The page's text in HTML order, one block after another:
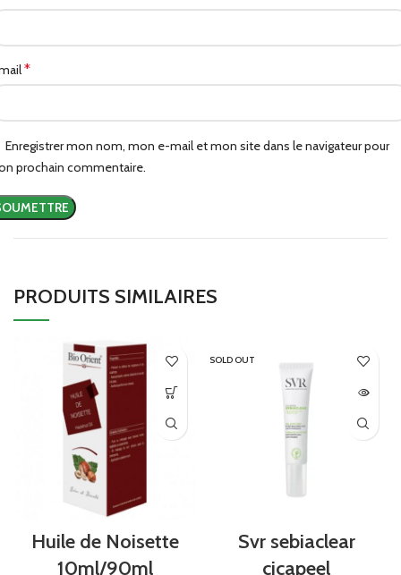
*
Enregistrer mon nom, mon e-mail et mon site dans le navigateur pour
prochain commentaire.
PRODUITS SIMILAIRES
Huile de Noisette
10ml/90ml
SOLD OUT
Svr sebiaclear
cicapeel